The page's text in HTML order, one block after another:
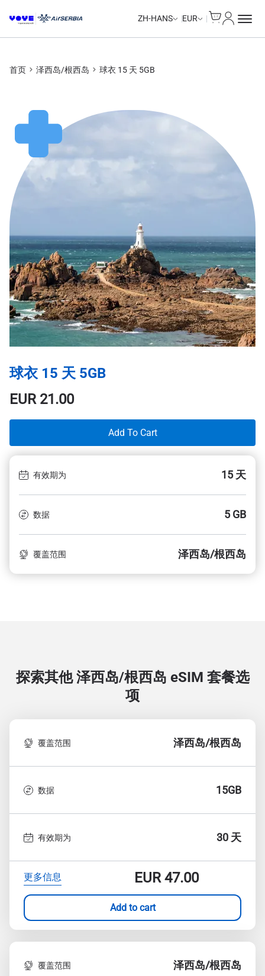
ZH-HANS EUR
首页 泽西岛/根西岛 球衣 15 天 5GB
球衣 15 天 5GB
EUR21.00
Add To Cart
有效期为 15 天
数据 5 GB
覆盖范围 泽西岛/根西岛
探索其他 泽西岛/根西岛 eSIM 套餐选
项
覆盖范围 泽西岛/根西岛
数据 15GB
有效期为 30 天
更多信息 EUR47.00
Add to cart
覆盖范围 泽西岛/根西岛